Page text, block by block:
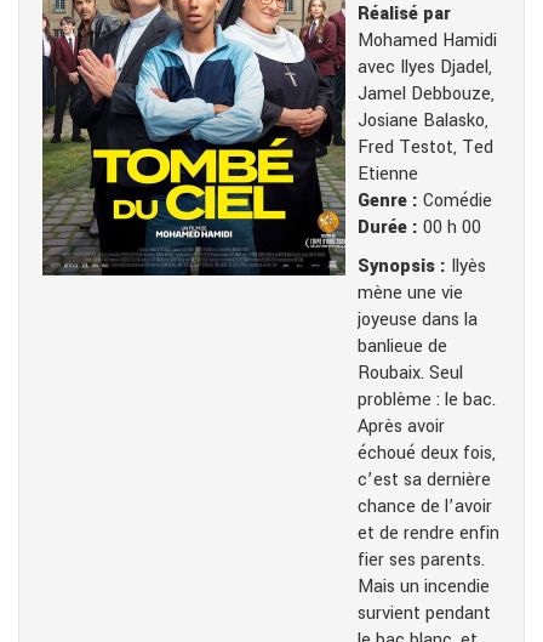
Réalisé par
Mohamed Hamidi
avec Ilyes Djadel,
Jamel Debbouze,
Josiane Balasko,
Fred Testot, Ted
Etienne
Genre : Comédie
Durée : 00 h 00
Synopsis : Ilyès
mène une vie
joyeuse dans la
banlieue de
Roubaix. Seul
problème : le bac.
Après avoir
échoué deux fois,
c’est sa dernière
chance de l’avoir
et de rendre enfin
fier ses parents.
Mais un incendie
survient pendant